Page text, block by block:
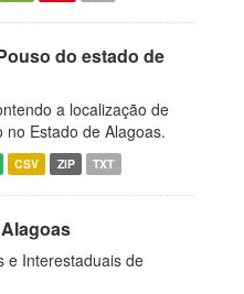
do estado de
a localização de
Estado de Alagoas.
CSV ZIP TXT
e Interestaduais de